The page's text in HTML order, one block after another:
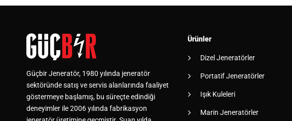
Güçbir Jeneratör, 1980 yılında jeneratör
sektöründe satış ve servis alanlarında faaliyet
göstermeye başlamış, bu süreçte edindiği
deneyimler ile 2006 yılında fabrikasyon
Ürünler
Dizel Jeneratörler
Portatif Jeneratörler
Işık Kuleleri
Marin Jeneratörler